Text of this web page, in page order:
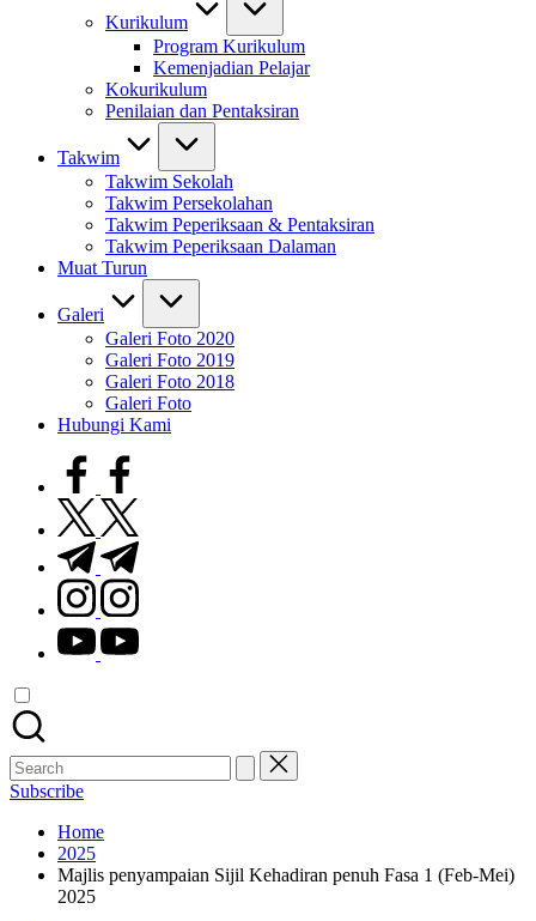
Kurikulum
Program Kurikulum
Kemenjadian Pelajar
Kokurikulum
Penilaian dan Pentaksiran
Takwim
Takwim Sekolah
Takwim Persekolahan
Takwim Peperiksaan & Pentaksiran
Takwim Peperiksaan Dalaman
Muat Turun
Galeri
Galeri Foto 2020
Galeri Foto 2019
Galeri Foto 2018
Galeri Foto
Hubungi Kami
facebook.com
twitter.com
t.me
instagram.com
youtube.com
Search
for:
Subscribe
Home
2025
Majlis penyampaian Sijil Kehadiran penuh Fasa 1 (Feb-Mei)
2025